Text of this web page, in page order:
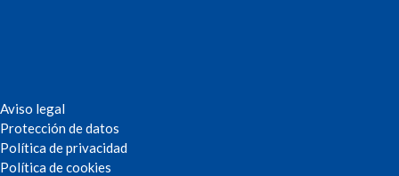
Aviso legal
Protección de datos
Política de privacidad
Política de cookies